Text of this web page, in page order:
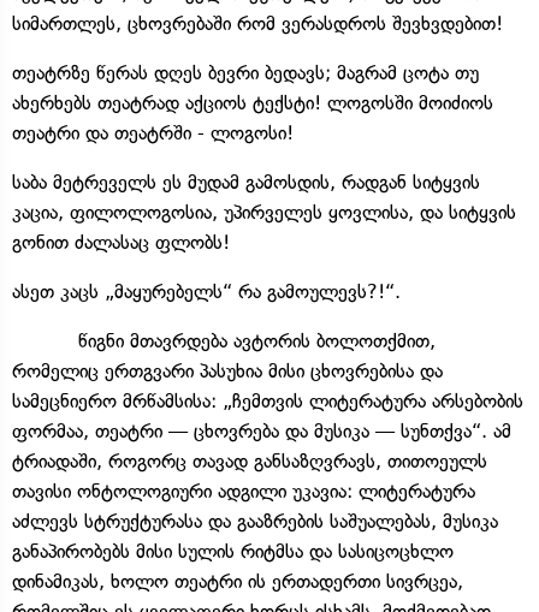
სიმართლეს, ცხოვრებაში რომ ვერასდროს შევხვდებით!
თეატრზე წერას დღეს ბევრი ბედავს; მაგრამ ცოტა თუ
ახერხებს თეატრად აქციოს ტექსტი! ლოგოსში მოიძიოს
თეატრი და თეატრში - ლოგოსი!
საბა მეტრეველს ეს მუდამ გამოსდის, რადგან სიტყვის
კაცია, ფილოლოგოსია, უპირველეს ყოვლისა, და სიტყვის
გონით ძალასაც ფლობს!
ასეთ კაცს „მაყურებელს“ რა გამოულევს?!“.
წიგნი მთავრდება ავტორის ბოლოთქმით,
რომელიც ერთგვარი პასუხია მისი ცხოვრებისა და
სამეცნიერო მრწამსისა: „ჩემთვის ლიტერატურა არსებობის
ფორმაა, თეატრი — ცხოვრება და მუსიკა — სუნთქვა“. ამ
ტრიადაში, როგორც თავად განსაზღვრავს, თითოეულს
თავისი ონტოლოგიური ადგილი უკავია: ლიტერატურა
აძლევს სტრუქტურასა და გააზრების საშუალებას, მუსიკა
განაპირობებს მისი სულის რიტმსა და სასიცოცხლო
დინამიკას, ხოლო თეატრი ის ერთადერთი სივრცეა,